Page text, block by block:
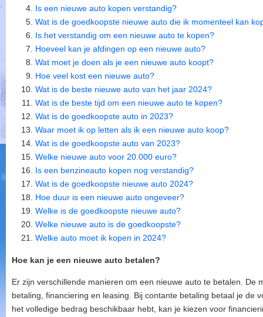
Is een nieuwe auto kopen verstandig?
Wat is de goedkoopste nieuwe auto die ik momenteel kan
Is het verstandig om een nieuwe auto te kopen?
Hoeveel kan je afdingen op een nieuwe auto?
Wat moet je doen als je een nieuwe auto koopt?
Hoe veel kost een nieuwe auto?
Wat is de beste nieuwe auto van het jaar 2024?
Wat is de beste tijd om een nieuwe auto te kopen?
Wat is de goedkoopste auto in 2023?
Waar moet ik op letten als ik een nieuwe auto koop?
Wat is de goedkoopste auto van 2023?
Welke nieuwe auto voor 20.000 euro?
Is een benzineauto kopen nog verstandig?
Wat is de goedkoopste nieuwe auto 2024?
Hoe duur is een nieuwe auto ongeveer?
Welke is de goedkoopste nieuwe auto?
Welke nieuwe auto is de goedkoopste?
Welke auto moet ik kopen in 2024?
Hoe kan je een nieuwe auto betalen?
Er zijn verschillende manieren om een nieuwe auto te betalen. De
betaling, financiering en leasing. Bij contante betaling betaal je de
het volledige bedrag beschikbaar hebt, kan je kiezen voor